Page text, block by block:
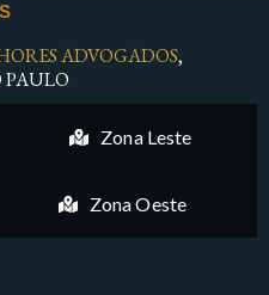
ADVOGADOS,
PAULO
Zona Leste
Zona Oeste